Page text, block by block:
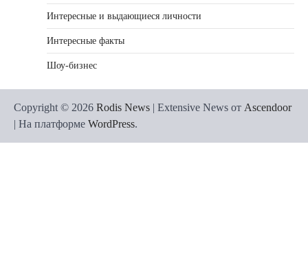
Интересные и выдающиеся личности
Интересные факты
Шоу-бизнес
Copyright © 2026 Rodis News | Extensive News от Ascendoor
| На платформе WordPress.